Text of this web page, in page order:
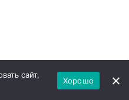
сайт,
Хорошо